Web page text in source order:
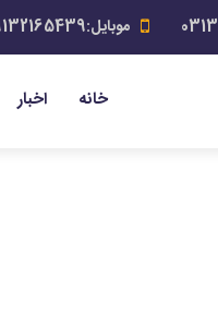
موبایل:09132165439
خانه اخبار